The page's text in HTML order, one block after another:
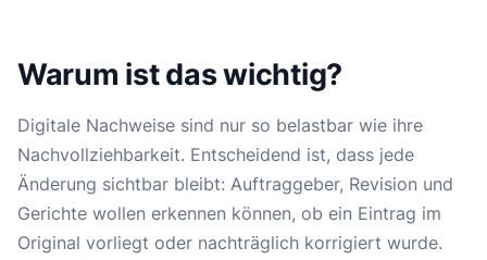
Warum ist das wichtig?
Digitale Nachweise sind nur so belastbar wie ihre
Nachvollziehbarkeit. Entscheidend ist, dass jede
Änderung sichtbar bleibt: Auftraggeber, Revision und
Gerichte wollen erkennen können, ob ein Eintrag im
Original vorliegt oder nachträglich korrigiert wurde.